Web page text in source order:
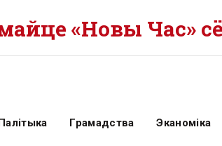
«Новы Час»
Грамадства Эканоміка